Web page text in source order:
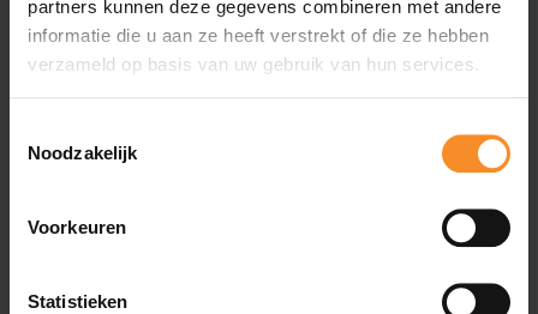
partners kunnen deze gegevens combineren met andere
informatie die u aan ze heeft verstrekt of die ze hebben
verzameld op basis van uw gebruik van hun services.
Noodzakelijk
Voorkeuren
Statistieken
Reactiviteit |
Gewicht |300,5g
Hybride - wanneer je asfalt en trail afwisselt